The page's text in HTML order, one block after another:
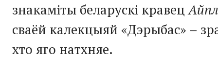
знакаміты беларускі кравец
сваёй калекцыяй «Дэрыбас» –
хто яго натхняе.